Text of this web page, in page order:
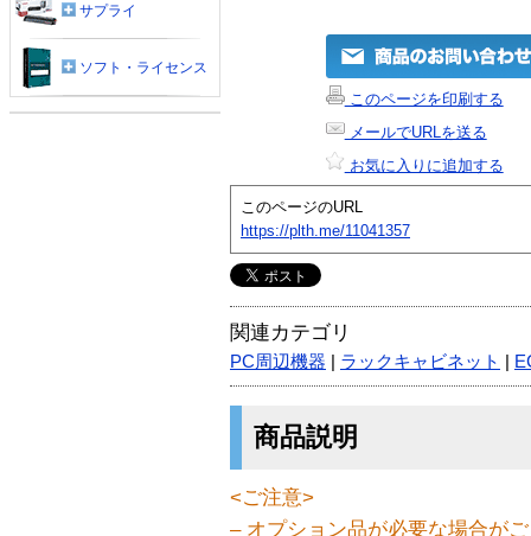
このページを印刷する
メールでURLを送る
お気に入りに追加する
このページのURL
https://plth.me/11041357
関連カテゴリ
PC周辺機器 ラックキャビネット
商品説明
<ご注意>
– オプション品が必要な場合が
サプライ
ソフト・ライセンス